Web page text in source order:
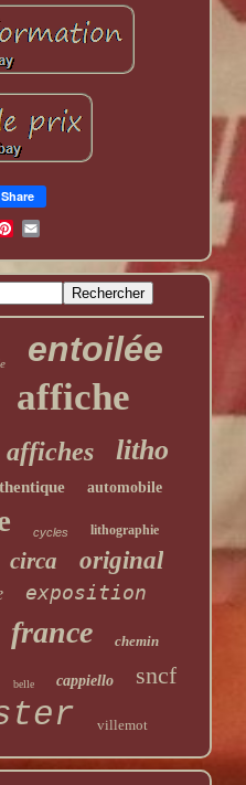
Share
entoilée
affiche
affiches litho
automobile
cycles lithographie
circa original
exposition
france chemin
belle cappiello sncf
villemot